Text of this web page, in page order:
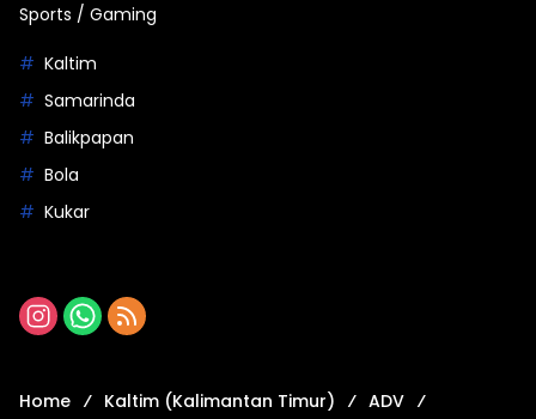
Sports / Gaming
Kaltim
Samarinda
Balikpapan
Bola
Kukar
Home Kaltim (Kalimantan Timur) ADV